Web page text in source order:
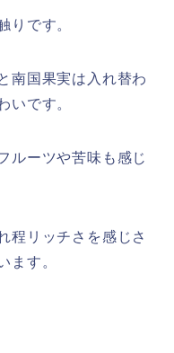
りです。
南国果実は入れ替わ
いです。
ルーツや苦味も感じ
程リッチさを感じさ
ます。